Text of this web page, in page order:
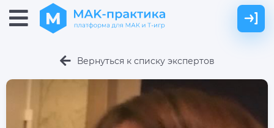
Вернуться к списку экспертов